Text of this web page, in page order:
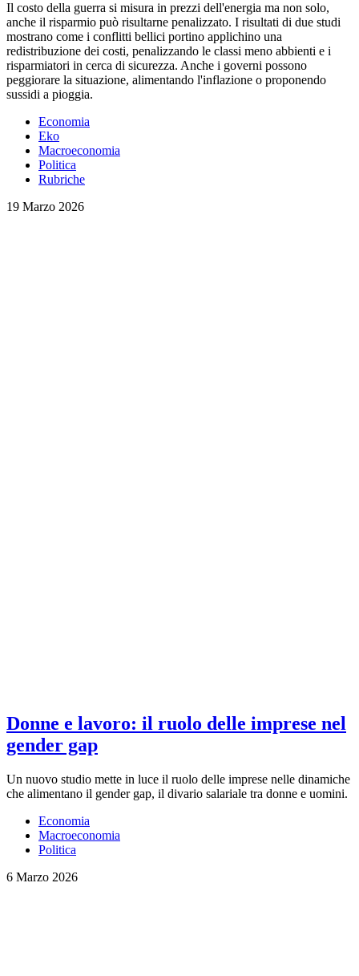
Il costo della guerra si misura in prezzi dell'energia ma non solo,
anche il risparmio può risultarne penalizzato. I risultati di due studi
mostrano come i conflitti bellici portino applichino una
redistribuzione dei costi, penalizzando le classi meno abbienti e i
risparmiatori in cerca di sicurezza. Anche i governi possono
peggiorare la situazione, alimentando l'inflazione o proponendo
sussidi a pioggia.
Economia
Eko
Macroeconomia
Politica
Rubriche
19 Marzo 2026
Donne e lavoro: il ruolo delle imprese nel
gender gap
Un nuovo studio mette in luce il ruolo delle imprese nelle dinamiche
che alimentano il gender gap, il divario salariale tra donne e uomini.
Economia
Macroeconomia
Politica
6 Marzo 2026